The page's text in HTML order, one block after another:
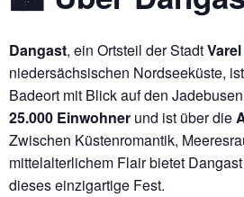
Dangast, ein Ortsteil der StadtVarel
niedersächsischen Nordseeküste,
Badeort mit Blick auf den
25.000 Einwohner und ist über die
Zwischen Küstenromantik,
mittelalterlichem Flair bietet
dieses einzigartige Fest.